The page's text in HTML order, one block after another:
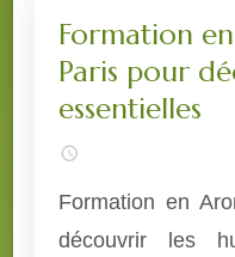
Formation
Paris pour
essentielles
Formation en
découvrir les